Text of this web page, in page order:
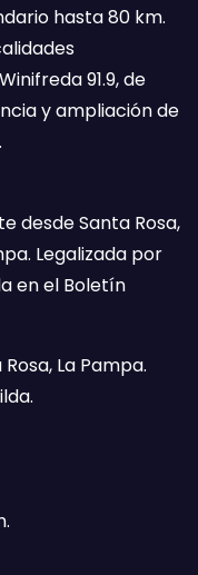
hasta 80 km.
91.9, de
y ampliación de
desde Santa Rosa,
Legalizada por
en el Boletín
La Pampa.
.